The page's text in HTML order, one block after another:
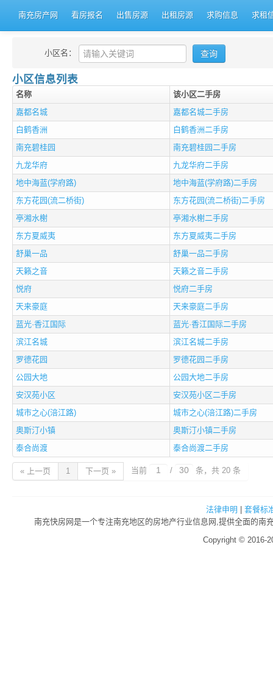
南充房产网 看房报名 出售房源 出租房源 求购信息 求租
小区名：
小区信息列表
名称
该小区二手房
嘉都名城
嘉都名城二手房
白鹤香洲
白鹤香洲二手房
南充碧桂园
南充碧桂园二手房
九龙华府
九龙华府二手房
地中海蓝(学府路)
地中海蓝(学府路)二手房
东方花园(流二桥街)
东方花园(流二桥街)二手房
亭湘水榭
亭湘水榭二手房
东方夏威夷
东方夏威夷二手房
舒巢一品
舒巢一品二手房
天籁之音
天籁之音二手房
悦府
悦府二手房
天来豪庭
天来豪庭二手房
蓝光·香江国际
蓝光·香江国际二手房
滨江名城
滨江名城二手房
罗德花园
罗德花园二手房
公园大地
公园大地二手房
安汉苑小区
安汉苑小区二手房
城市之心(涪江路)
城市之心(涪江路)二手房
奥斯汀小镇
奥斯汀小镇二手房
泰合尚渡
泰合尚渡二手房
« 上一页 1 下一页 » 当前 / 条，共 20 条
法律申明
套餐标
南充快房网是一个专注南充地区的房地产行业信息网,提供全面的
Copyright © 2016-